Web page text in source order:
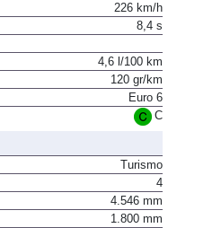
226 km/h
8,4 s
4,6 l/100 km
120 gr/km
Euro 6
C
Turismo
4
4.546 mm
1.800 mm